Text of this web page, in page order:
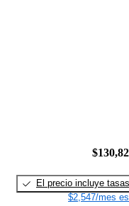
El precio incluye tasas
$2,547/mes